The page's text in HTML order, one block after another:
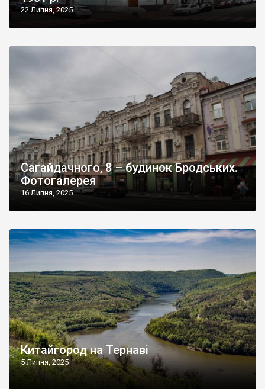
22 Липня, 2025
Сагайдачного, 8 – будинок Бродських.
Фотогалерея
16 Липня, 2025
Китайгород на Тернаві
5 Липня, 2025